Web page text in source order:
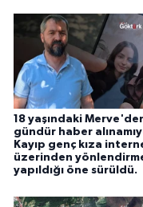
18 yaşındaki
gündür haber
Kayıp genç kıza
üzerinden
yapıldığı öne sürüldü.